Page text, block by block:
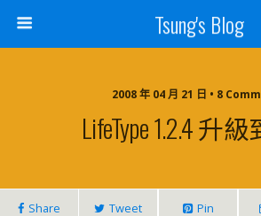
Tsung's Blog
2008 年 04 月 21 日 • 8
LifeType 1.2.4 升級
Share Tweet Pin